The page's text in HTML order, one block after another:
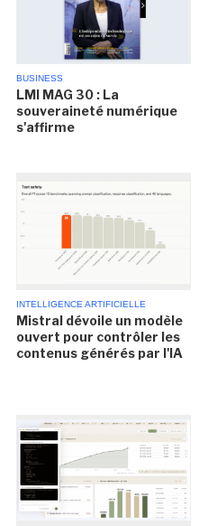
BUSINESS
LMI MAG 30 : La
souveraineté numérique
s'affirme
INTELLIGENCE ARTIFICIELLE
Mistral dévoile un modèle
ouvert pour contrôler les
contenus générés par l'IA